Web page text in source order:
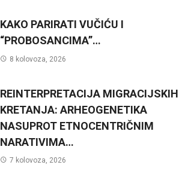
KAKO PARIRATI VUČIĆU I
“PROBOSANCIMA”…
8 kolovoza, 2026
REINTERPRETACIJA MIGRACIJSKIH
KRETANJA: ARHEOGENETIKA
NASUPROT ETNOCENTRIČNIM
NARATIVIMA…
7 kolovoza, 2026